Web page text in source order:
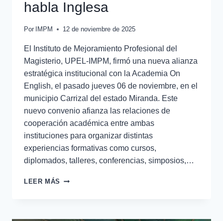
habla Inglesa
Por IMPM 12 de noviembre de 2025
El Instituto de Mejoramiento Profesional del
Magisterio, UPEL-IMPM, firmó una nueva alianza
estratégica institucional con la Academia On
English, el pasado jueves 06 de noviembre, en el
municipio Carrizal del estado Miranda. Este
nuevo convenio afianza las relaciones de
cooperación académica entre ambas
instituciones para organizar distintas
experiencias formativas como cursos,
diplomados, talleres, conferencias, simposios,…
LEER MÁS